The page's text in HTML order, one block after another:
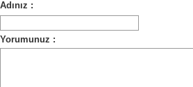
Adınız :
Yorumunuz :